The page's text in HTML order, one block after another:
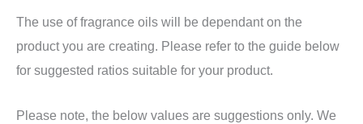
The use of fragrance oils will be dependant on the
product you are creating. Please refer to the guide below
for suggested ratios suitable for your product.
Please note, the below values are suggestions only. We